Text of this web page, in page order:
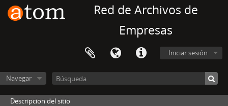
Red de Archivos de
Empresas
Iniciar sesión
Navegar
Descripcion del sitio